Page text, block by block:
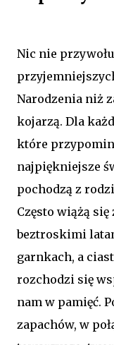
Nic nie
Narodzenia niż
kojarzą. Dla
które
najpiękniejsze
pochodzą z
Często wiążą
beztroskimi
garnkach, a
rozchodzi się
nam w pamięć.
zapachów, w